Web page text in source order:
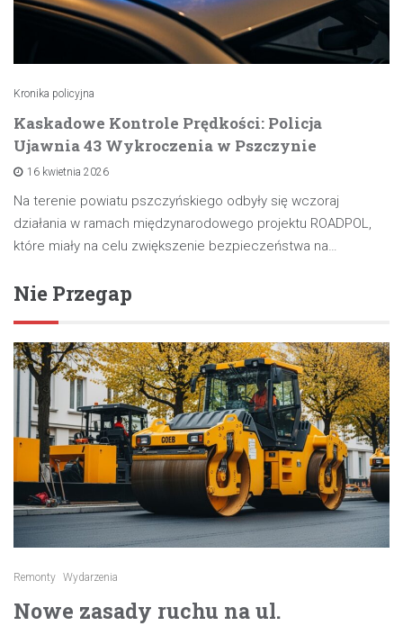
Kronika policyjna
Kaskadowe Kontrole Prędkości: Policja
Ujawnia 43 Wykroczenia w Pszczynie
16 kwietnia 2026
Na terenie powiatu pszczyńskiego odbyły się wczoraj
działania w ramach międzynarodowego projektu ROADPOL,
które miały na celu zwiększenie bezpieczeństwa na…
Nie Przegap
Remonty Wydarzenia
Nowe zasady ruchu na ul.